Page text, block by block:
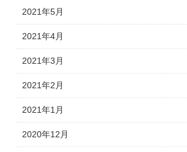
2021年5月
2021年4月
2021年3月
2021年2月
2021年1月
2020年12月